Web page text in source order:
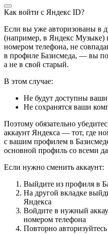
Как войти с Яндекс ID?
Если вы уже авторизованы в
(например, в Яндекс Музыке)
номером телефона, не
в профиле Базисмеда, — вы
а не в свой старый.
В этом случае:
Не будут доступны
Не сохранятся ваши
Поэтому обязательно
аккаунт Яндекса — тот, где
с вашим профилем в
основной профиль со всеми
Если нужно сменить аккаунт:
Выйдите из профиля в
На другой вкладке
Яндекса
Войдите в нужный
номером телефона
Повторно